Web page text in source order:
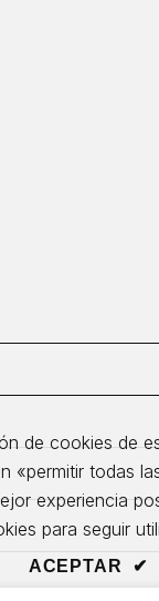
de cookies de
«permitir todas
experiencia
para seguir
ACEPTAR ✔